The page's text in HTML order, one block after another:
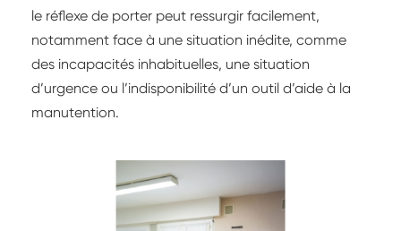
le réflexe de porter peut ressurgir facilement,
notamment face à une situation inédite, comme
des incapacités inhabituelles, une situation
d’urgence ou l’indisponibilité d’un outil d’aide à la
manutention.